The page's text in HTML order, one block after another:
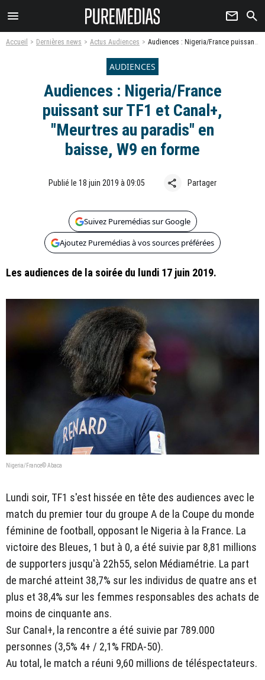
menu newsletter search
Accueil Dernières news Actus Audiences Audiences : Nigeria/France puissant sur TF1 et Canal+, "Meurtres au paradis" en baisse, W9 en forme
AUDIENCES
Audiences : Nigeria/France
puissant sur TF1 et Canal+,
"Meurtres au paradis" en
baisse, W9 en forme
Publié le 18 juin 2019 à 09:05 share Partager
Suivez Puremédias sur Google
Ajoutez Puremédias à vos sources préférées
Les audiences de la soirée du lundi 17 juin 2019.
Nigeria/France© Abaca
Lundi soir, TF1 s'est hissée en tête des audiences avec le
match du premier tour du groupe A de la Coupe du monde
féminine de football, opposant le Nigeria à la France. La
victoire des Bleues, 1 but à 0, a été suivie par 8,81 millions
de supporters jusqu'à 22h55, selon Médiamétrie. La part
de marché atteint 38,7% sur les individus de quatre ans et
plus et 38,4% sur les femmes responsables des achats de
moins de cinquante ans.
Sur Canal+, la rencontre a été suivie par 789.000
personnes (3,5% 4+ / 2,1% FRDA-50).
Au total, le match a réuni 9,60 millions de téléspectateurs.